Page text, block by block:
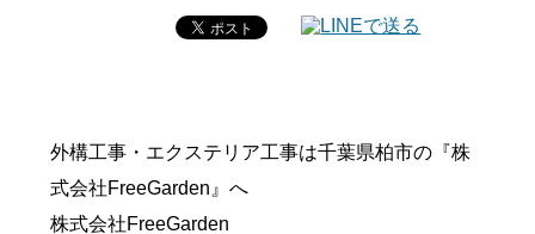
外構工事・エクステリア工事は千葉県柏市の『株
式会社FreeGarden』へ
株式会社FreeGarden